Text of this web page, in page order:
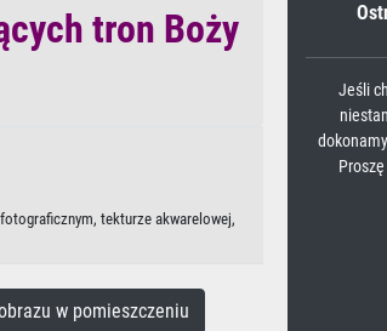
tron Boży
tekturze akwarelowej,
w pomieszczeniu
Jeśli